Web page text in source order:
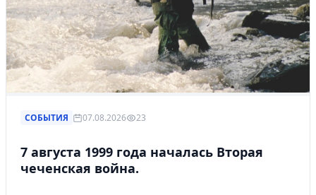
СОБЫТИЯ 07.08.2026 23
7 августа 1999 года началась Вторая
чеченская война.